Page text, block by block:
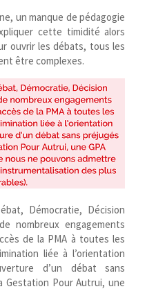
un manque de pédagogie
cette timidité alors
ouvrir les débats, tous les
être complexes.
Démocratie, Décision
nombreux engagements
de la PMA à toutes les
liée à l’orientation
d’un débat sans
Gestation Pour Autrui, une